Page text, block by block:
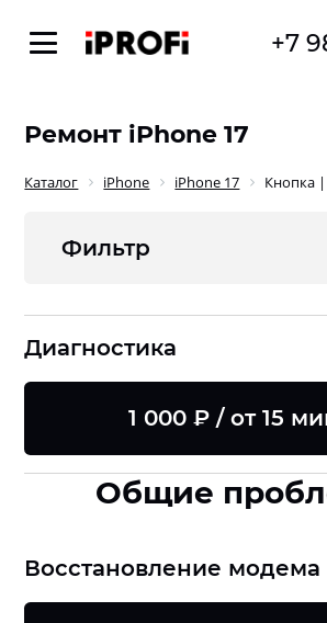
+7
Ремонт iPhone 17
Каталог iPhone iPhone 17 Кнопка
Фильтр
Диагностика
1 000 ₽ / от 15
Общие
Восстановление модема